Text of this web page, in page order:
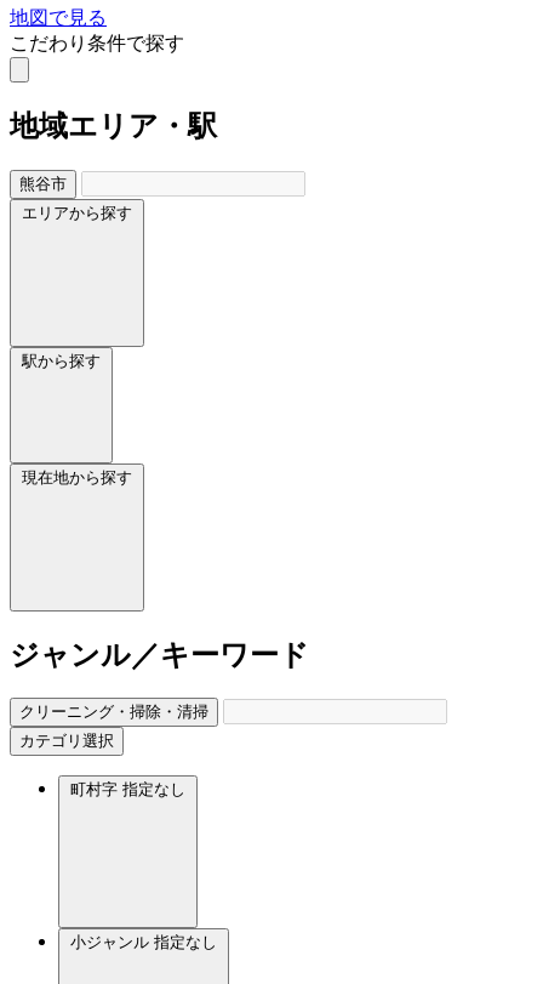
地図で見る
こだわり条件で探す
地域エリア・駅
熊谷市
エリアから探す
駅から探す
現在地から探す
ジャンル／キーワード
クリーニング・掃除・清掃
カテゴリ選択
町村字 指定なし
小ジャンル 指定なし